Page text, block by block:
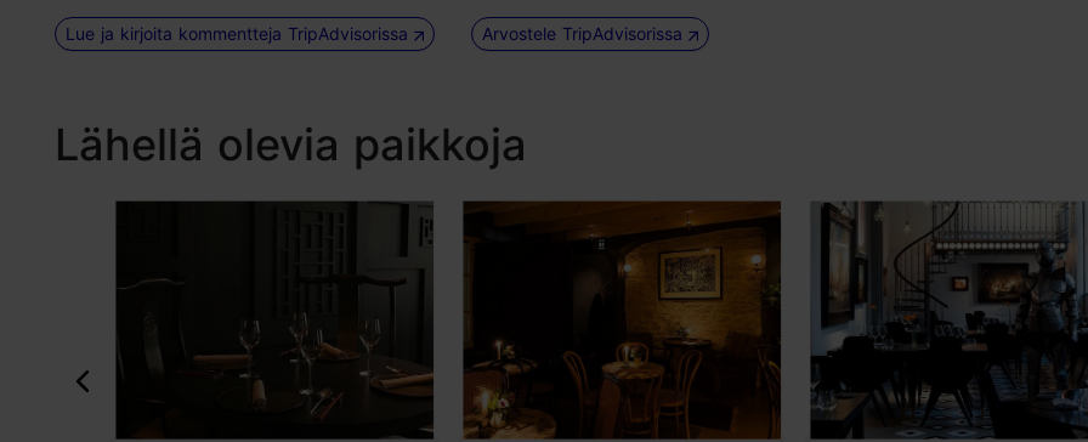
Lue ja kirjoita kommentteja TripAdvisorissa Arvostele TripAdvisorissa
Lähellä olevia paikkoja